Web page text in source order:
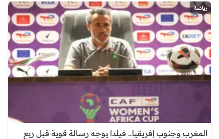
رياضة
المغرب وجنوب إفريقيا.. فيلدا يوجه رسالة قوية قبل ربع